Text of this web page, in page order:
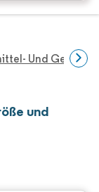
Und
und